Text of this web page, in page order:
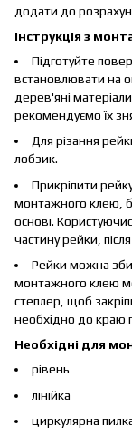
додати до
Інструкція з
Підготуйте
встановлювати на
дерев'яні
рекомендуємо їх
Для різання
лобзик.
Прикріпити
монтажного клею,
основі.
частину рейки,
Рейки можна
монтажного клею
степлер, щоб
необхідно до краю
Необхідні для
рівень
лінійка
циркулярна